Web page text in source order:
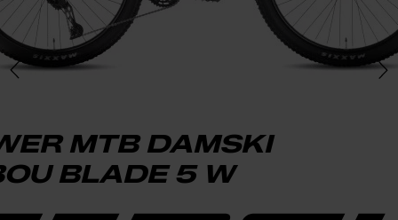
MTB DAMSKI
BLADE 5 W